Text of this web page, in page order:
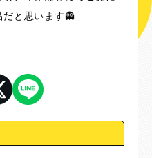
と思います👻